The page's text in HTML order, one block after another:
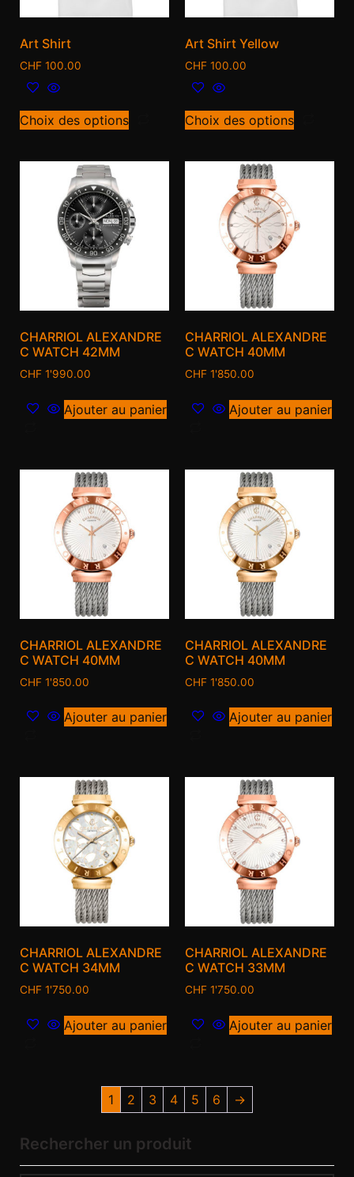
Art Shirt
CHF 100.00
Choix des options
Art Shirt Yellow
CHF 100.00
Choix des options
CHARRIOL ALEXANDRE
C WATCH 42MM
CHF 1'990.00
Ajouter au panier
CHARRIOL ALEXANDRE
C WATCH 40MM
CHF 1'850.00
Ajouter au panier
CHARRIOL ALEXANDRE
C WATCH 40MM
CHF 1'850.00
Ajouter au panier
CHARRIOL ALEXANDRE
C WATCH 40MM
CHF 1'850.00
Ajouter au panier
CHARRIOL ALEXANDRE
C WATCH 34MM
CHF 1'750.00
Ajouter au panier
CHARRIOL ALEXANDRE
C WATCH 33MM
CHF 1'750.00
Ajouter au panier
1 2 3 4 5 6 →
Rechercher un produit